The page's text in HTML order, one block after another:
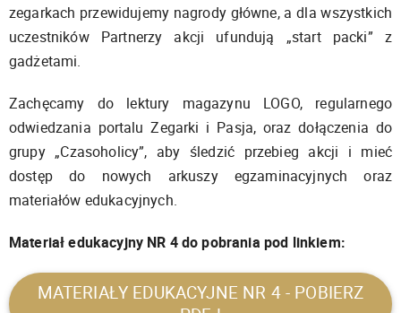
zegarkach przewidujemy nagrody główne, a dla wszystkich
uczestników Partnerzy akcji ufundują „start packi” z
gadżetami.
Zachęcamy do lektury magazynu LOGO, regularnego
odwiedzania portalu Zegarki i Pasja, oraz dołączenia do
grupy „Czasoholicy”, aby śledzić przebieg akcji i mieć
dostęp do nowych arkuszy egzaminacyjnych oraz
materiałów edukacyjnych.
Materiał edukacyjny NR 4 do pobrania pod linkiem:
MATERIAŁY EDUKACYJNE NR 4 - POBIERZ